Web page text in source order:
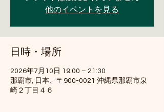
他のイベントを見る
日時・場所
2026年7月10日 19:00 – 21:30
那覇市, 日本、〒900-0021 沖縄県那覇市泉
崎２丁目４６